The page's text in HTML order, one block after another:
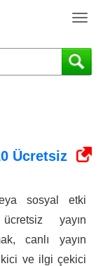
T
g
g
i
t
i
o
n
Ücretsiz
sosyal etki
yayın
canlı yayın
ve ilgi çekici